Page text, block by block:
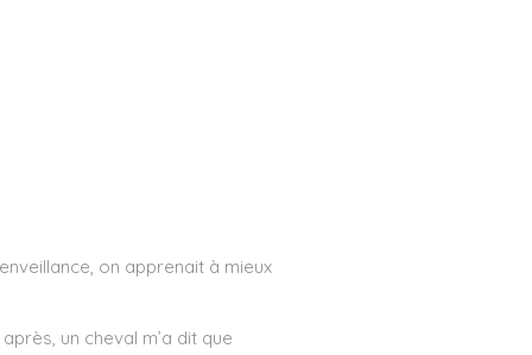
on apprenait à mieux
un cheval m’a dit que